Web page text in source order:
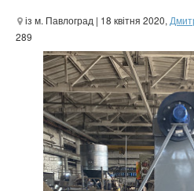
із м. Павлоград | 18 квітня 2020,
289